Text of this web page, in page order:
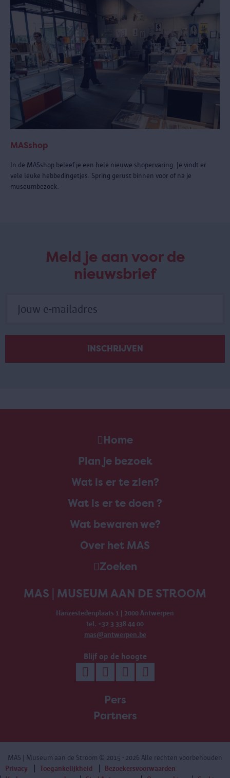
MASshop
In de MASshop beleef je een hele nieuwe shopervaring. Je vindt er
vele leuke hebbedingetjes. Spring gerust binnen voor of na je
museumbezoek.
Meld je aan voor de
nieuwsbrief
Home
Plan je bezoek
Wat is er te zien?
Wat is er te doen ?
Wat bewaren we?
Over het MAS
Zoeken
MAS | MUSEUM AAN DE STROOM
Hanzestedenplaats 1 | 2000 Antwerpen
tel. +32 3 338 44 00
mas@antwerpen.be
Blijf op de hoogte
Pers
Partners
MAS | Museum aan de Stroom © 2015 - 2026 Alle rechten voorbehouden
Privacy
Toegankelijkheid
Bezoekersvoorwaarden